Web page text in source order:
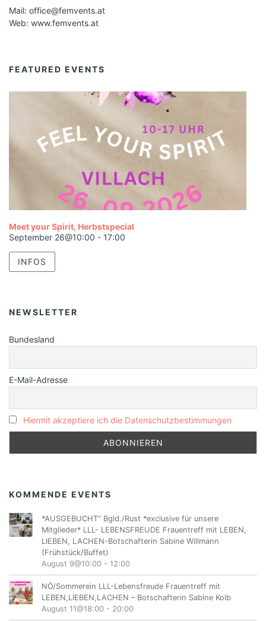
Mail: office@femvents.at
Web: www.femvents.at
FEATURED EVENTS
Meet your Spirit, Herbstspecial
September 26@10:00 - 17:00
INFOS
NEWSLETTER
Bundesland
E-Mail-Adresse
Hiermit akzeptiere ich die Datenschutzbestimmungen
KOMMENDE EVENTS
*AUSGEBUCHT“ Bgld./Rust *exclusive für unsere
Mitglieder* LLL- LEBENSFREUDE Frauentreff mit LEBEN,
LIEBEN, LACHEN-Botschafterin Sabine Willmann
(Frühstück/Buffet)
August 9@10:00 - 12:00
NÖ/Sommerein LLL-Lebensfreude Frauentreff mit
LEBEN,LIEBEN,LACHEN – Botschafterin Sabine Kolb
August 11@18:00 - 20:00